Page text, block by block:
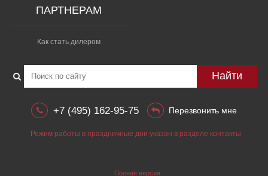
ПАРТНЕРАМ
Как стать дилером
Найти
+7 (495) 162-95-75 Перезвонить мне
Режим работы в праздничные дни указан в разделе контакты
Полная версия